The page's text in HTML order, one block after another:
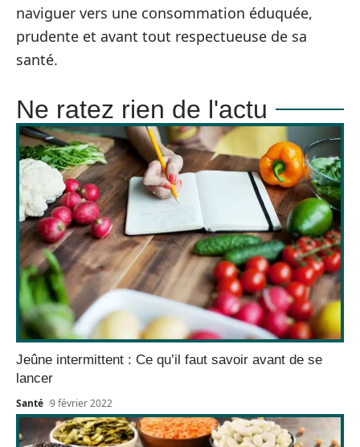
naviguer vers une consommation éduquée,
prudente et avant tout respectueuse de sa
santé.
Ne ratez rien de l'actu
Jeûne intermittent : Ce qu’il faut savoir avant de se
lancer
Santé 9 février 2022